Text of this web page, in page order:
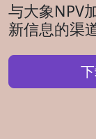
与大象NPV
新信息的渠